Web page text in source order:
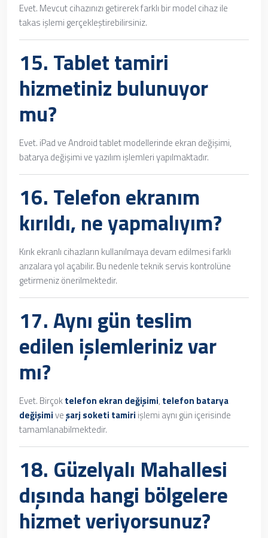
Evet. Mevcut cihazınızı getirerek farklı bir model cihaz ile
takas işlemi gerçekleştirebilirsiniz.
15. Tablet tamiri
hizmetiniz bulunuyor
mu?
Evet. iPad ve Android tablet modellerinde ekran değişimi,
batarya değişimi ve yazılım işlemleri yapılmaktadır.
16. Telefon ekranım
kırıldı, ne yapmalıyım?
Kırık ekranlı cihazların kullanılmaya devam edilmesi farklı
arızalara yol açabilir. Bu nedenle teknik servis kontrolüne
getirmeniz önerilmektedir.
17. Aynı gün teslim
edilen işlemleriniz var
mı?
Evet. Birçoktelefon ekran değişimi, telefon batarya
değişimiveşarj soketi tamiri işlemi aynı gün içerisinde
tamamlanabilmektedir.
18. Güzelyalı Mahallesi
dışında hangi bölgelere
hizmet veriyorsunuz?